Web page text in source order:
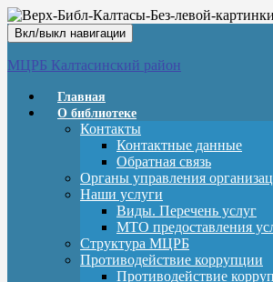
Вкл/выкл навигации
МЦРБ Калтасинский район
Главная
О библиотеке
Контакты
Контактные данные
Обратная связь
Органы управления
Наши услуги
Виды. Перечень услуг
МТО предоставления
Структура МЦРБ
Противодействие коррупции
Противодействие